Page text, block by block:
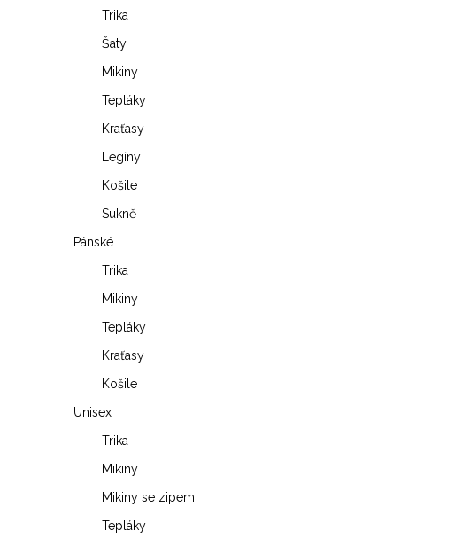
Trika
Šaty
Mikiny
Tepláky
Kraťasy
Legíny
Košile
Sukně
Pánské
Trika
Mikiny
Tepláky
Kraťasy
Košile
Unisex
Trika
Mikiny
Mikiny se zipem
Tepláky